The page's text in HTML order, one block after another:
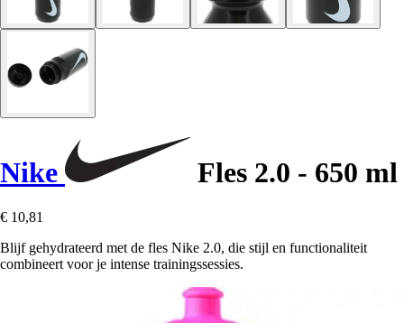
Nike Fles 2.0 - 650 ml
€ 10,81
Blijf gehydrateerd met de fles Nike 2.0, die stijl en functionaliteit
combineert voor je intense trainingssessies.